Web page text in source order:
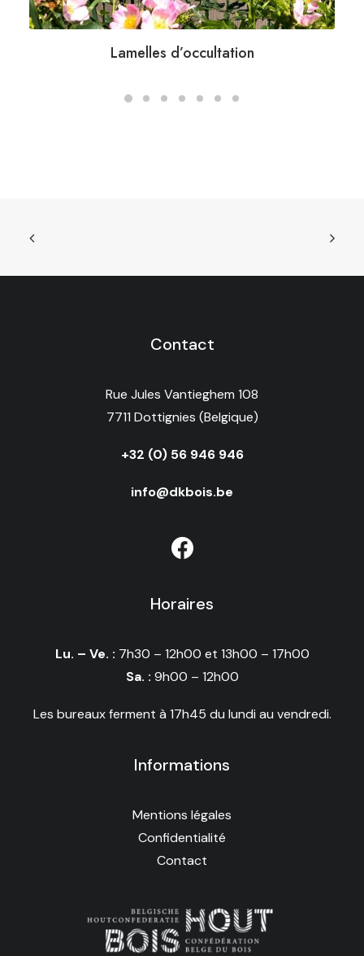
Lamelles d’occultation
Contact
Rue Jules Vantieghem 108
7711 Dottignies (Belgique)
+32 (0) 56 946 946
info@dkbois.be
Horaires
Lu. – Ve. : 7h30 – 12h00 et 13h00 – 17h00
Sa. : 9h00 – 12h00
Les bureaux ferment à 17h45 du lundi au vendredi.
Informations
Mentions légales
Confidentialité
Contact